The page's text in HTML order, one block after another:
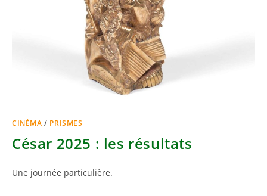
CINÉMA / PRISMES
César 2025 : les résultats
Une journée particulière.